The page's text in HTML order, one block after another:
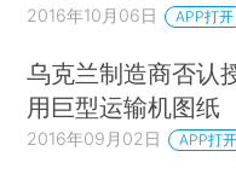
2016年10月06日 APP打开
乌克兰制造商否认
用巨型运输机图纸
2016年09月02日 APP打开